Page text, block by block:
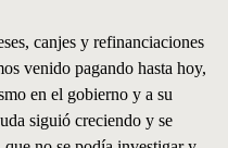
canjes y refinanciaciones
venido pagando hasta hoy,
en el gobierno y a su
siguió creciendo y se